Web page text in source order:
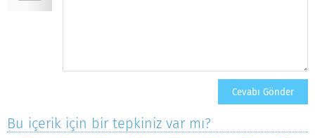
Bu içerik için bir tepkiniz var mı?